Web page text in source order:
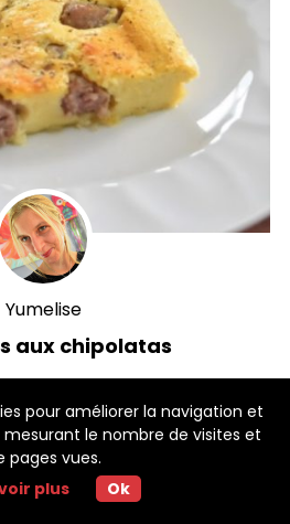
Yumelise
aux chipolatas
pour améliorer la navigation et
le nombre de visites et
pages vues.
plus
Ok